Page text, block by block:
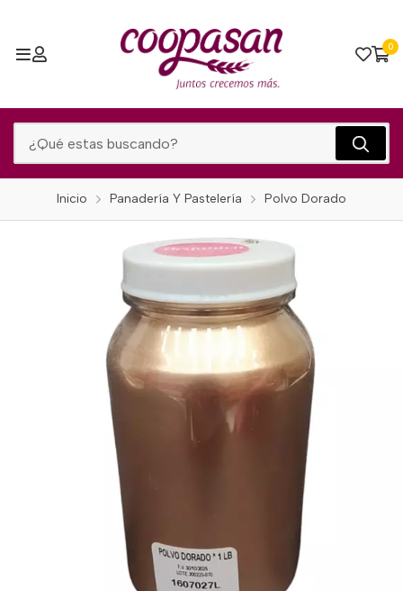
0
Inicio Panadería Y Pastelería Polvo Dorado